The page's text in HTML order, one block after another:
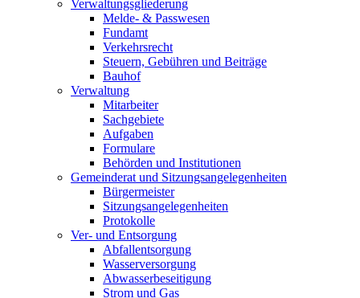
Verwaltungsgliederung
Melde- & Passwesen
Fundamt
Verkehrsrecht
Steuern, Gebühren und Beiträge
Bauhof
Verwaltung
Mitarbeiter
Sachgebiete
Aufgaben
Formulare
Behörden und Institutionen
Gemeinderat und Sitzungsangelegenheiten
Bürgermeister
Sitzungsangelegenheiten
Protokolle
Ver- und Entsorgung
Abfallentsorgung
Wasserversorgung
Abwasserbeseitigung
Strom und Gas